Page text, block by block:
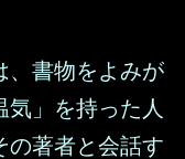
、書物をよみが
気」を持った人
の著者と会話す